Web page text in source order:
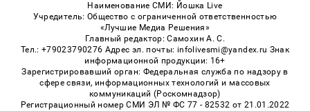
Наименование СМИ: Йошка Live
Учредитель: Общество с ограниченной ответственностью
«Лучшие Медиа Решения»
Главный редактор: Самохин А. С.
Тел.: +79023790276 Адрес эл. почты: infolivesmi@yandex.ru Знак
информационной продукции: 16+
Зарегистрировавший орган: Федеральная служба по надзору в
сфере связи, информационных технологий и массовых
коммуникаций (Роскомнадзор)
Регистрационный номер СМИ ЭЛ № ФС 77 - 82532 от 21.01.2022